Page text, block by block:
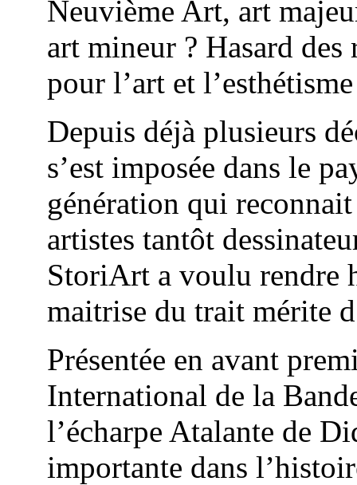
Neuvième Art, art
art mineur ? Hasard
pour l’art et
Depuis déjà plusieurs
s’est imposée dans le
génération qui
artistes tantôt
StoriArt a voulu rendre
maitrise du trait mérite
Présentée en avant
International de la
l’écharpe Atalante de
importante dans